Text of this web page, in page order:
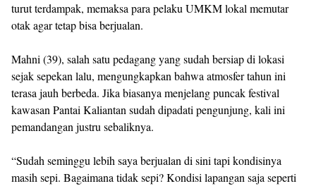
turut terdampak, memaksa para pelaku UMKM lokal memutar
otak agar tetap bisa berjualan.
Mahni (39), salah satu pedagang yang sudah bersiap di lokasi
sejak sepekan lalu, mengungkapkan bahwa atmosfer tahun ini
terasa jauh berbeda. Jika biasanya menjelang puncak festival
kawasan Pantai Kaliantan sudah dipadati pengunjung, kali ini
pemandangan justru sebaliknya.
“Sudah seminggu lebih saya berjualan di sini tapi kondisinya
masih sepi. Bagaimana tidak sepi? Kondisi lapangan saja seperti